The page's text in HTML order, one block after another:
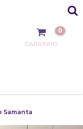
CARRINHO
0
Samanta